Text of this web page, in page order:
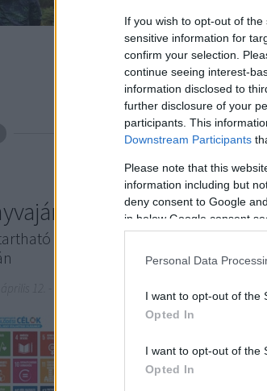
If you wish to opt-out of
sensitive information for
confirm your selection.
continue seeing interest-
information disclosed to
further disclosure of your
participants. This
Downstream Participants
Please note that this
information including but
deny consent to Google
in below Google consent
Personal Data
I want to opt-out of the
Opted In
I want to opt-out of the
Opted In
TOVÁBB
Ötlettár
Fejlődési Célok támogatásának
Bolla Zoltánné környezeti nevelő,
elérhető el. Szintén az ő
Célok támogatásának lehetőségei a